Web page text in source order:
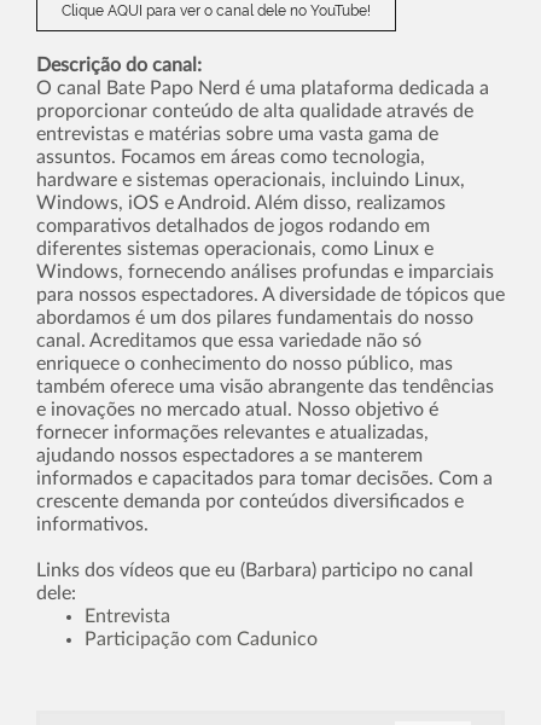
Clique AQUI para ver o canal dele no YouTube!
Descrição do canal:
O canal Bate Papo Nerd é uma plataforma dedicada a
proporcionar conteúdo de alta qualidade através de
entrevistas e matérias sobre uma vasta gama de
assuntos. Focamos em áreas como tecnologia,
hardware e sistemas operacionais, incluindo Linux,
Windows, iOS e Android. Além disso, realizamos
comparativos detalhados de jogos rodando em
diferentes sistemas operacionais, como Linux e
Windows, fornecendo análises profundas e imparciais
para nossos espectadores. A diversidade de tópicos que
abordamos é um dos pilares fundamentais do nosso
canal. Acreditamos que essa variedade não só
enriquece o conhecimento do nosso público, mas
também oferece uma visão abrangente das tendências
e inovações no mercado atual. Nosso objetivo é
fornecer informações relevantes e atualizadas,
ajudando nossos espectadores a se manterem
informados e capacitados para tomar decisões. Com a
crescente demanda por conteúdos diversificados e
informativos.
Links dos vídeos que eu (Barbara) participo no canal
dele:
Entrevista
Participação com Cadunico